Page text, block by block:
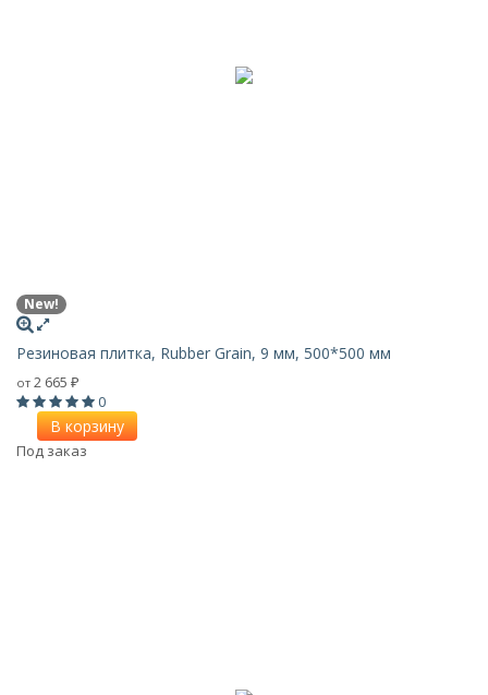
New!
Резиновая плитка, Rubber Grain, 9 мм, 500*500 мм
от 2 665 ₽
0
В корзину
Под заказ